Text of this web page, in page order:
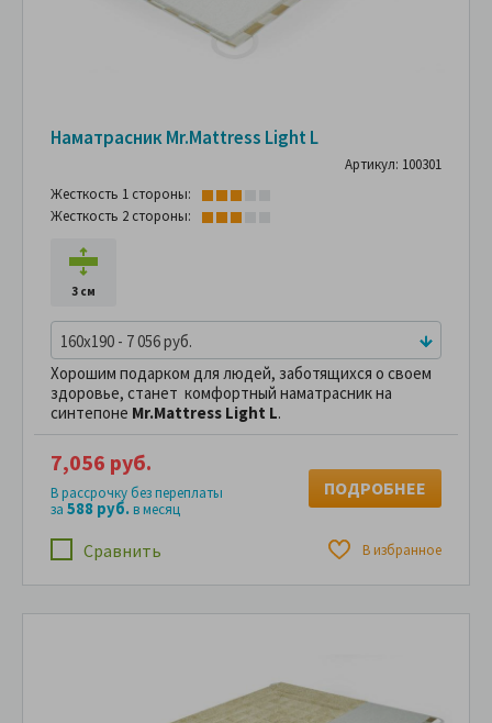
Наматрасник Mr.Mattress Light L
Артикул: 100301
Жесткость 1 стороны:
Жесткость 2 стороны:
3 см
160x190 - 7 056 руб.
Хорошим подарком для людей, заботящихся о своем
здоровье, станет комфортный наматрасник на
синтепоне Mr.Mattress Light L.
Сравнить В избранное
7,056 руб.
В рассрочку без переплаты
за 588 руб.в месяц
ПОДРОБНЕЕ